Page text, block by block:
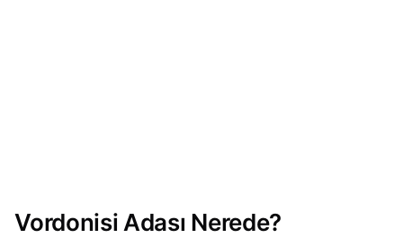
Vordonisi Adası Nerede?